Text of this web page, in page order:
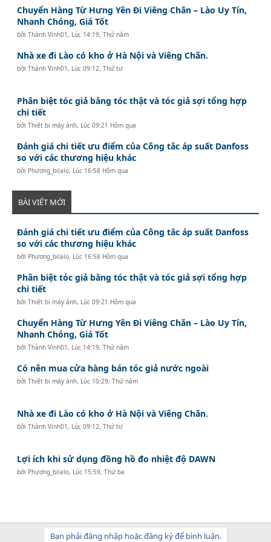
Chuyển Hàng Từ Hưng Yên Đi Viêng Chăn – Lào Uy Tín,
Nhanh Chóng, Giá Tốt
bởiThành Vinh01 , Lúc 14:19, Thứ năm
Nhà xe đi Lào có kho ở Hà Nội và Viêng Chăn.
bởiThành Vinh01 , Lúc 09:12, Thứ tư
Phân biệt tóc giả bằng tóc thật và tóc giả sợi tổng hợp
chi tiết
bởiThiết bị máy ảnh, Lúc 09:21 Hôm qua
Đánh giá chi tiết ưu điểm của Công tắc áp suất Danfoss
so với các thương hiệu khác
bởi Phương_bilalo, Lúc 16:58 Hôm qua
BÀI VIẾT MỚI
Đánh giá chi tiết ưu điểm của Công tắc áp suất Danfoss
so với các thương hiệu khác
bởi Phương_bilalo, Lúc 16:58 Hôm qua
Phân biệt tóc giả bằng tóc thật và tóc giả sợi tổng hợp
chi tiết
bởiThiết bị máy ảnh, Lúc 09:21 Hôm qua
Chuyển Hàng Từ Hưng Yên Đi Viêng Chăn – Lào Uy Tín,
Nhanh Chóng, Giá Tốt
bởiThành Vinh01 , Lúc 14:19, Thứ năm
Có nên mua cửa hàng bán tóc giả nước ngoài
bởiThiết bị máy ảnh, Lúc 10:29, Thứ năm
Nhà xe đi Lào có kho ở Hà Nội và Viêng Chăn.
bởiThành Vinh01 , Lúc 09:12, Thứ tư
Lợi ích khi sử dụng đồng hồ đo nhiệt độ DAWN
bởi Phương_bilalo, Lúc 15:59, Thứ ba
Bạn phải đăng nhập hoặc đăng ký để bình luận.